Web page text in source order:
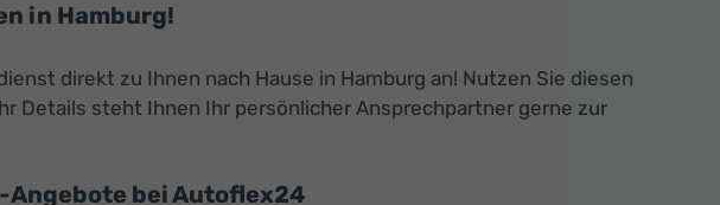
in Hamburg!
direkt zu Ihnen nach Hause in Hamburg an! Nutzen Sie diesen
Details steht Ihnen Ihr persönlicher Ansprechpartner gerne zur
Angebote bei Autoflex24